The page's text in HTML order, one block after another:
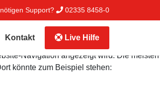
Support? 02335 8458-0
Kontakt Live Hilfe
Navigation angezeigt wird. Die meisten
könnte zum Beispiel stehen: